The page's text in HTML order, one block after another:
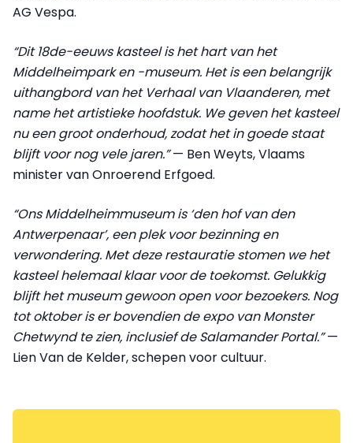
AG Vespa.
“Dit 18de-eeuws kasteel is het hart van het
Middelheimpark en -museum. Het is een belangrijk
uithangbord van het Verhaal van Vlaanderen, met
name het artistieke hoofdstuk. We geven het kasteel
nu een groot onderhoud, zodat het in goede staat
blijft voor nog vele jaren.”— Ben Weyts, Vlaams
minister van Onroerend Erfgoed.
“Ons Middelheimmuseum is ‘den hof van den
Antwerpenaar’, een plek voor bezinning en
verwondering. Met deze restauratie stomen we het
kasteel helemaal klaar voor de toekomst. Gelukkig
blijft het museum gewoon open voor bezoekers. Nog
tot oktober is er bovendien de expo van Monster
Chetwynd te zien, inclusief de Salamander Portal.”—
Lien Van de Kelder, schepen voor cultuur.